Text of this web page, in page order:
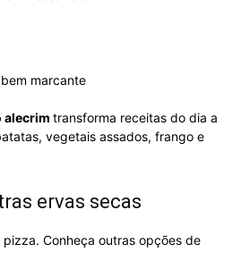
marcante
alecrim transforma receitas do dia a
vegetais assados, frango e
ervas secas
Conheça outras opções de